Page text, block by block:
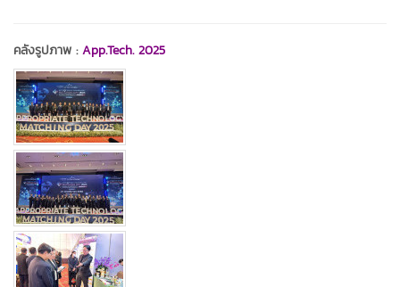
คลังรูปภาพ :App.Tech. 2025